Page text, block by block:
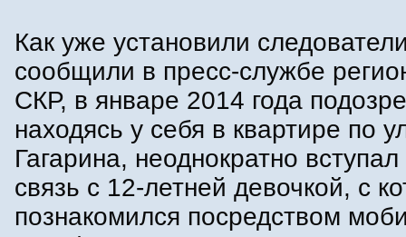
Как уже установили
сообщили в пресс-службе
СКР, в январе 2014 года
находясь у себя в квартире по
Гагарина, неоднократно
связь с 12-летней девочкой, с
познакомился посредством